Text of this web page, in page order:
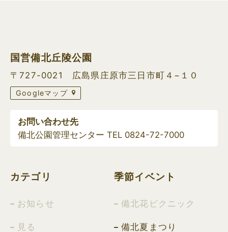
国営備北丘陵公園
〒727-0021 広島県庄原市三日市町４−１０
Googleマップ
お問い合わせ先
備北公園管理センター TEL 0824-72-7000
カテゴリ
お知らせ
見る
季節イベント
備北花ピクニック
備北夏まつり